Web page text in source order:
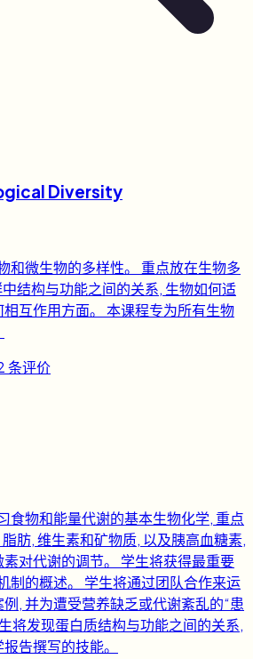
Diversity
和微生物的多样性。 重点放在生物多
结构与功能之间的关系, 生物如何适
互作用方面。 本课程专为所有生物
条评价
食物和能量代谢的基本生物化学, 重点
肪, 维生素和矿物质, 以及胰高血糖素,
对代谢的调节。 学生将获得最重要
制的概述。 学生将通过团队合作来运
, 并为遭受营养缺乏或代谢紊乱的“患
将发现蛋白质结构与功能之间的关系,
告撰写的技能。